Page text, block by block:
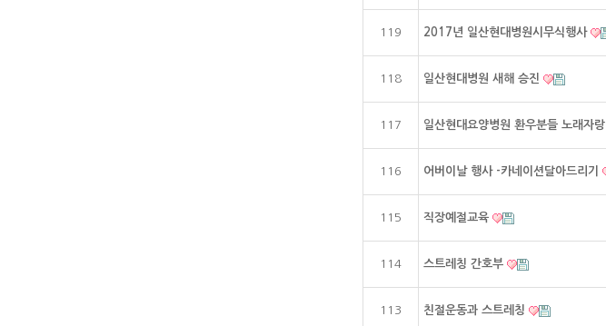
119 2017년 일산현대병원시무식행사
118 일산현대병원 새해 승진
117 일산현대요양병원 환우분들 노래자랑
116 어버이날 행사 -카네이션달아드리기
115 직장예절교육
114 스트레칭 간호부
113 친절운동과 스트레칭